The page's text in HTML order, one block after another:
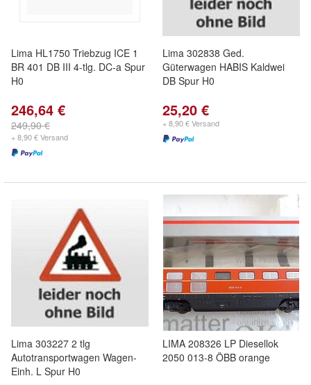
Lima HL1750 Triebzug ICE 1
BR 401 DB III 4-tlg. DC-a Spur
H0
246,64 €
249,90 €
+ 8,90 € Versand
Lima 302838 Ged.
Güterwagen HABIS Kaldwei
DB Spur H0
25,20 €
+ 8,90 € Versand
Lima 303227 2 tlg
Autotransportwagen Wagen-
Einh. L Spur H0
LIMA 208326 LP Diesellok
2050 013-8 ÖBB orange